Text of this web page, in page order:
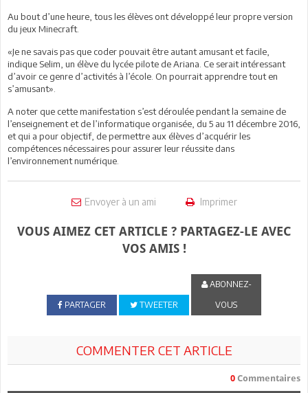
Au bout d’une heure, tous les élèves ont développé leur propre version
du jeux Minecraft.
«Je ne savais pas que coder pouvait être autant amusant et facile,
indique Selim, un élève du lycée pilote de Ariana. Ce serait intéressant
d’avoir ce genre d’activités à l’école. On pourrait apprendre tout en
s’amusant».
A noter que cette manifestation s’est déroulée pendant la semaine de
l’enseignement et de l’informatique organisée, du 5 au 11 décembre 2016,
et qui a pour objectif, de permettre aux élèves d’acquérir les
compétences nécessaires pour assurer leur réussite dans
l’environnement numérique.
Envoyer à un ami Imprimer
VOUS AIMEZ CET ARTICLE ? PARTAGEZ-LE AVEC
VOS AMIS !
PARTAGER TWEETER
ABONNEZ-
VOUS
COMMENTER CET ARTICLE
0 Commentaires